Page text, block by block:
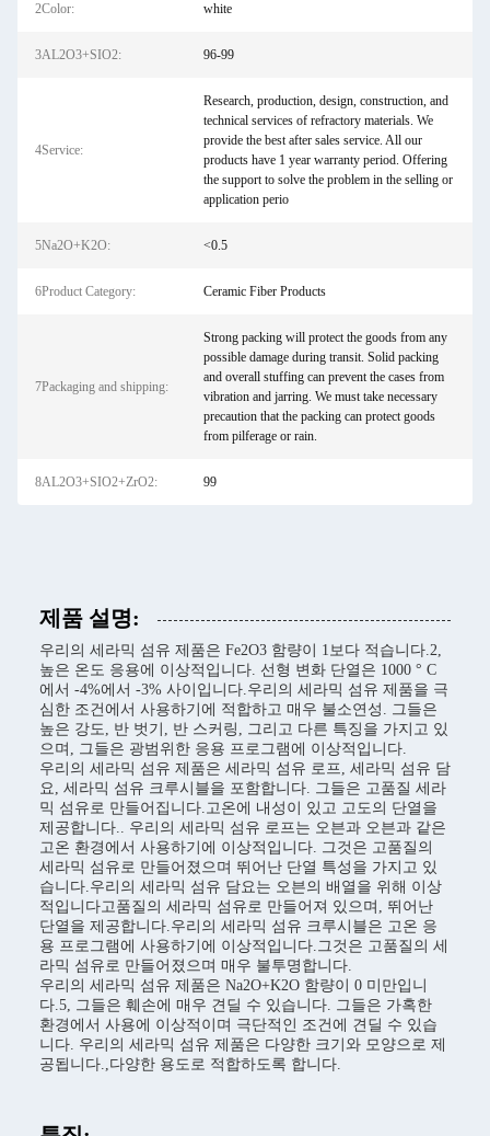
2Color: white
3AL2O3+SIO2: 96-99
4Service:
Research, production, design, construction, and
technical services of refractory materials. We
provide the best after sales service. All our
products have 1 year warranty period. Offering
the support to solve the problem in the selling or
application perio
5Na2O+K2O: <0.5
6Product Category: Ceramic Fiber Products
7Packaging and shipping:
Strong packing will protect the goods from any
possible damage during transit. Solid packing
and overall stuffing can prevent the cases from
vibration and jarring. We must take necessary
precaution that the packing can protect goods
from pilferage or rain.
8AL2O3+SIO2+ZrO2: 99
제품 설명:
우리의 세라믹 섬유 제품은 Fe2O3 함량이 1보다 적습니다.2,
높은 온도 응용에 이상적입니다. 선형 변화 단열은 1000 ° C
에서 -4%에서 -3% 사이입니다.우리의 세라믹 섬유 제품을 극
심한 조건에서 사용하기에 적합하고 매우 불소연성. 그들은
높은 강도, 반 벗기, 반 스커링, 그리고 다른 특징을 가지고 있
으며, 그들은 광범위한 응용 프로그램에 이상적입니다.
우리의 세라믹 섬유 제품은 세라믹 섬유 로프, 세라믹 섬유 담
요, 세라믹 섬유 크루시블을 포함합니다. 그들은 고품질 세라
믹 섬유로 만들어집니다.고온에 내성이 있고 고도의 단열을
제공합니다.. 우리의 세라믹 섬유 로프는 오븐과 오븐과 같은
고온 환경에서 사용하기에 이상적입니다. 그것은 고품질의
세라믹 섬유로 만들어졌으며 뛰어난 단열 특성을 가지고 있
습니다.우리의 세라믹 섬유 담요는 오븐의 배열을 위해 이상
적입니다고품질의 세라믹 섬유로 만들어져 있으며, 뛰어난
단열을 제공합니다.우리의 세라믹 섬유 크루시블은 고온 응
용 프로그램에 사용하기에 이상적입니다.그것은 고품질의 세
라믹 섬유로 만들어졌으며 매우 불투명합니다.
우리의 세라믹 섬유 제품은 Na2O+K2O 함량이 0 미만입니
다.5, 그들은 훼손에 매우 견딜 수 있습니다. 그들은 가혹한
환경에서 사용에 이상적이며 극단적인 조건에 견딜 수 있습
니다. 우리의 세라믹 섬유 제품은 다양한 크기와 모양으로 제
공됩니다.,다양한 용도로 적합하도록 합니다.